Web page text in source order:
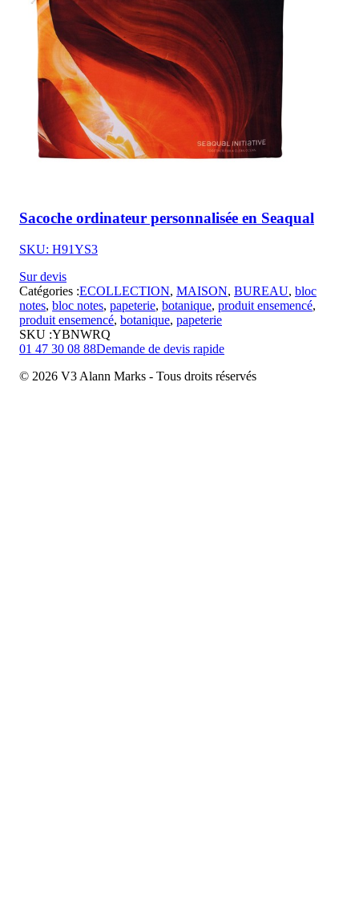
Sacoche ordinateur personnalisée en Seaqual
SKU: H91YS3
Sur devis
Catégories :ECOLLECTION, MAISON, BUREAU, bloc
notes, bloc notes, papeterie, botanique, produit ensemencé,
produit ensemencé, botanique, papeterie
SKU :YBNWRQ
01 47 30 08 88Demande de devis rapide
© 2026 V3 Alann Marks - Tous droits réservés